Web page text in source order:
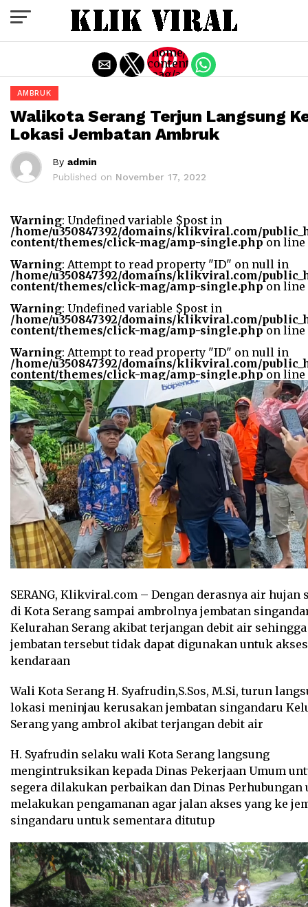
/home/u350847392/
content/themes/click-
mag/amp-
Warning:
Trying
array
offset
of type
bool in
/home/u350847392/
content/themes/click-
mag/amp-
single.php
on line
77
"
width="36"
height="36">
AMBRUK
Walikota Serang Terjun Langsung
Lokasi Jembatan Ambruk
By admin
Published on November 17, 2022
Warning: Undefined variable $post in
/home/u350847392/domains/klikviral.com/
content/themes/click-mag/amp-single.phpon line
Warning: Attempt to read property "ID" on null in
/home/u350847392/domains/klikviral.com/
content/themes/click-mag/amp-single.phpon line
Warning: Undefined variable $post in
/home/u350847392/domains/klikviral.com/
content/themes/click-mag/amp-single.phpon line
Warning: Attempt to read property "ID" on null in
/home/u350847392/domains/klikviral.com/
content/themes/click-mag/amp-single.phpon line
SERANG, Klikviral.com – Dengan derasnya air hujan
di Kota Serang sampai ambrolnya jembatan
Kelurahan Serang akibat terjangan debit air sehingga
jembatan tersebut tidak dapat digunakan untuk akses
kendaraan
Wali Kota Serang H. Syafrudin,S.Sos, M.Si, turun
lokasi meninjau kerusakan jembatan singandaru
Serang yang ambrol akibat terjangan debit air
H. Syafrudin selaku wali Kota Serang langsung
mengintruksikan kepada Dinas Pekerjaan Umum
segera dilakukan perbaikan dan Dinas Perhubungan
melakukan pengamanan agar jalan akses yang ke
singandaru untuk sementara ditutup
Exit mobile version